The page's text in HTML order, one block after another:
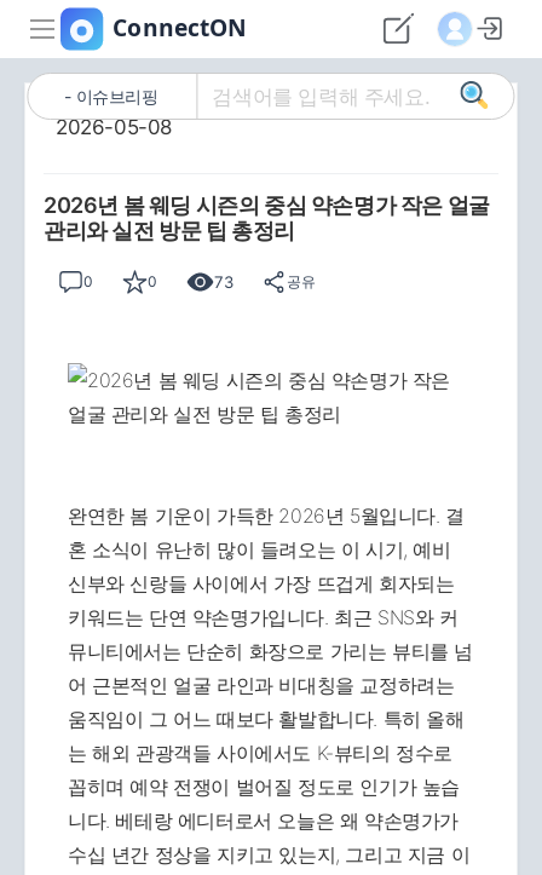
이슈브리핑
2026-05-08
2026년 봄 웨딩 시즌의 중심 약손명가 작은 얼굴
관리와 실전 방문 팁 총정리
0 0 73 공유
완연한 봄 기운이 가득한 2026년 5월입니다. 결
혼 소식이 유난히 많이 들려오는 이 시기, 예비
신부와 신랑들 사이에서 가장 뜨겁게 회자되는
키워드는 단연 약손명가입니다. 최근 SNS와 커
뮤니티에서는 단순히 화장으로 가리는 뷰티를 넘
어 근본적인 얼굴 라인과 비대칭을 교정하려는
움직임이 그 어느 때보다 활발합니다. 특히 올해
는 해외 관광객들 사이에서도 K-뷰티의 정수로
꼽히며 예약 전쟁이 벌어질 정도로 인기가 높습
니다. 베테랑 에디터로서 오늘은 왜 약손명가가
수십 년간 정상을 지키고 있는지, 그리고 지금 이